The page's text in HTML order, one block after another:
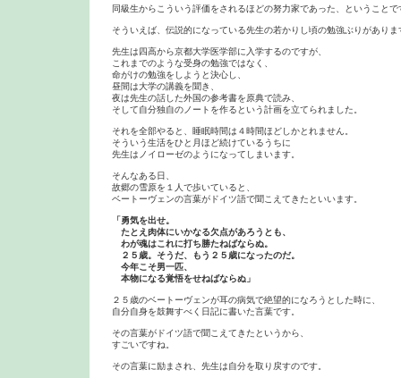
同級生からこういう評価をされるほどの努力家であった、ということで
そういえば、伝説的になっている先生の若かりし頃の勉強ぶりがありま
先生は四高から京都大学医学部に入学するのですが、
これまでのような受身の勉強ではなく、
命がけの勉強をしようと決心し、
昼間は大学の講義を聞き、
夜は先生の話した外国の参考書を原典で読み、
そして自分独自のノートを作るという計画を立てられました。
それを全部やると、睡眠時間は４時間ほどしかとれません。
そういう生活をひと月ほど続けているうちに
先生はノイローゼのようになってしまいます。
そんなある日、
故郷の雪原を１人で歩いていると、
ベートーヴェンの言葉がドイツ語で聞こえてきたといいます。
「勇気を出せ。
たとえ肉体にいかなる欠点があろうとも、
わが魂はこれに打ち勝たねばならぬ。
２５歳。そうだ、もう２５歳になったのだ。
今年こそ男一匹、
２５歳のベートーヴェンが耳の病気で絶望的になろうとした時に、
自分自身を鼓舞すべく日記に書いた言葉です。
その言葉がドイツ語で聞こえてきたというから、
すごいですね。
その言葉に励まされ、先生は自分を取り戻すのです。